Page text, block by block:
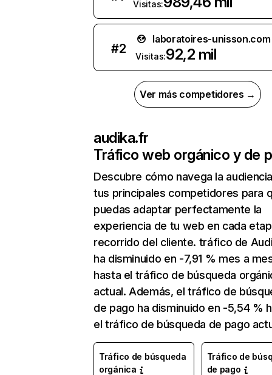
Visitas:
#2
laboratoires-unisson.com
Visitas:92,2 mil
Ver más competidores →
audika.fr
Tráfico web orgánico y de
Descubre cómo navega la
tus principales competidores para
puedas adaptar perfectamente la
experiencia de tu web en cada
recorrido del cliente. tráfico de
ha disminuido en -7,91 % mes a
hasta el tráfico de búsqueda
actual. Además, el tráfico de
de pago ha disminuido en -5,54 %
el tráfico de búsqueda de pago
Tráfico de búsqueda
orgánica
Tráfico de
de pago